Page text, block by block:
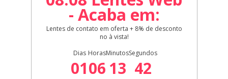
- Acaba em:
Lentes de contato em oferta + 8% de desconto
no à vista!
Dias
01
Horas
06
Minutos
13
Segundos
42